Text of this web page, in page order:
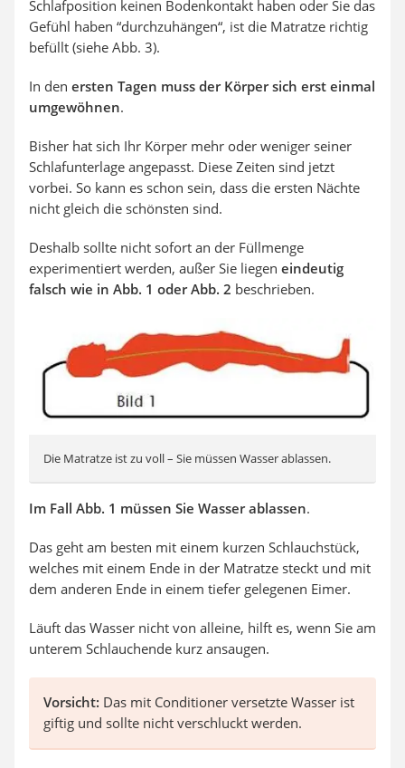
Schlafposition keinen Bodenkontakt haben oder Sie das
Gefühl haben “durchzuhängen“, ist die Matratze richtig
befüllt (siehe Abb. 3).
In den ersten Tagen muss der Körper sich erst einmal
umgewöhnen.
Bisher hat sich Ihr Körper mehr oder weniger seiner
Schlafunterlage angepasst. Diese Zeiten sind jetzt
vorbei. So kann es schon sein, dass die ersten Nächte
nicht gleich die schönsten sind.
Deshalb sollte nicht sofort an der Füllmenge
experimentiert werden, außer Sie liegen eindeutig
falsch wie in Abb. 1 oder Abb. 2 beschrieben.
Die Matratze ist zu voll – Sie müssen Wasser ablassen.
Im Fall Abb. 1 müssen Sie Wasser ablassen.
Das geht am besten mit einem kurzen Schlauchstück,
welches mit einem Ende in der Matratze steckt und mit
dem anderen Ende in einem tiefer gelegenen Eimer.
Läuft das Wasser nicht von alleine, hilft es, wenn Sie am
unterem Schlauchende kurz ansaugen.
Vorsicht: Das mit Conditioner versetzte Wasser ist
giftig und sollte nicht verschluckt werden.